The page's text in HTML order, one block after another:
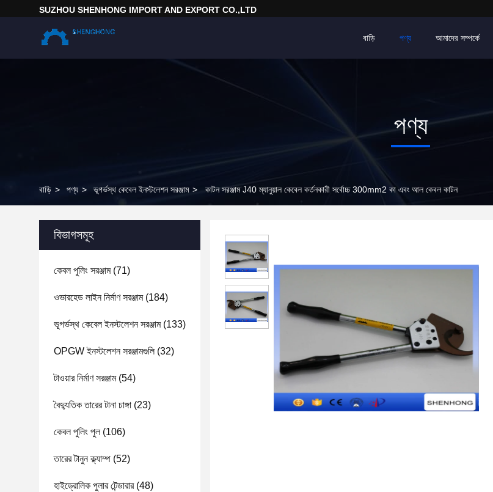
SUZHOU SHENHONG IMPORT AND EXPORT CO.,LTD
বাড়ি পণ্য আমাদের সম্পর্কে
পণ্য
বাড়ি > পণ্য > ভূগর্ভস্থ কেবেল ইনস্টলেশন সরঞ্জাম > কাটন সরঞ্জাম J40 ম্যানুয়াল কেবেল কর্তনকারী সর্বোচ্চ 300mm2 কা এবং আল কেবল কাটন
বিভাগসমূহ
কেবল পুলিং সরঞ্জাম(71)
ওভারহেড লাইন নির্মাণ সরঞ্জাম(184)
ভূগর্ভস্থ কেবেল ইনস্টলেশন সরঞ্জাম(133)
OPGW ইনস্টলেশন সরঞ্জামগুলি(32)
টাওয়ার নির্মাণ সরঞ্জাম(54)
বৈদ্যুতিক তারের টানা চাঙ্গা (23)
কেবল পুলিং পুল(106)
তারের টানুন ক্ল্যাম্প (52)
হাইড্রোলিক পুলার টেন্ডারার(48)